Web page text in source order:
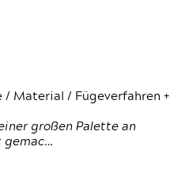
/ Material / Fügeverfahren +
großen Palette an
gemac…